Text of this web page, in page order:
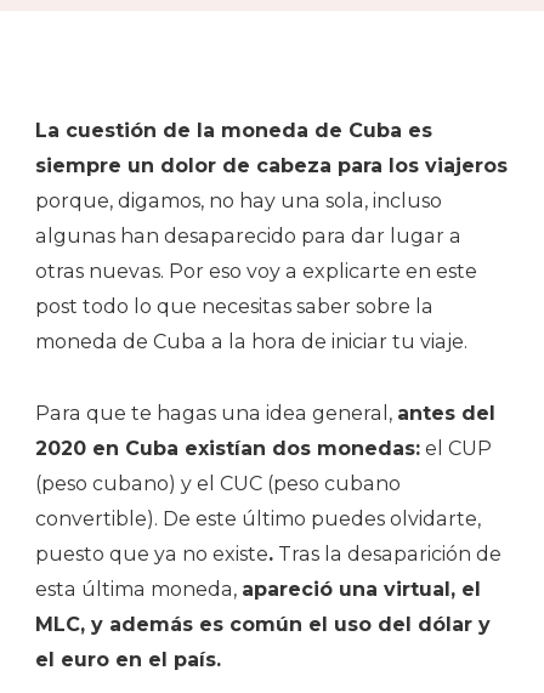
La cuestión de la moneda de Cuba es
siempre un dolor de cabeza para los viajeros
porque, digamos, no hay una sola, incluso
algunas han desaparecido para dar lugar a
otras nuevas. Por eso voy a explicarte en este
post todo lo que necesitas saber sobre la
moneda de Cuba a la hora de iniciar tu viaje.
Para que te hagas una idea general, antes del
2020 en Cuba existían dos monedas: el CUP
(peso cubano) y el CUC (peso cubano
convertible). De este último puedes olvidarte,
puesto que ya no existe. Tras la desaparición de
esta última moneda, apareció una virtual, el
MLC, y además es común el uso del dólar y
el euro en el país.